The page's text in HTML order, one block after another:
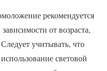
рекомендуется
зависимости от возраста,
учитывать, что
световой